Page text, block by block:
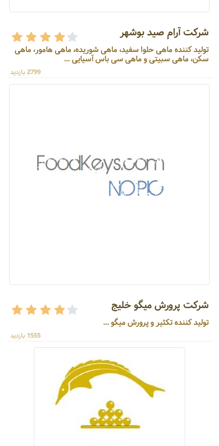
شرکت آرام صید بوشهر
تولید کننده ماهی حلوا سفید، ماهی شوریده، ماهی هامور، ماهی
سکن، ماهی سبیتی و ماهی سی باس آسیایی ...
2799 بازدید
شرکت پرورش میگو خلیج
تولید کننده تکثیر و پرورش میگو ...
1555 بازدید